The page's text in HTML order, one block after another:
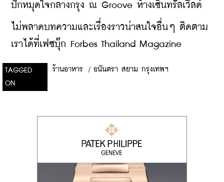
ปักหมุดใจกลางกรุง ณ Groove ห้างเซ็นทรัลเวิลด์
ไม่พลาดบทความและเรื่องราวน่าสนใจอื่นๆ ติดตาม
เราได้ที่เฟซบุ๊ก Forbes Thailand Magazine
TAGGED
ON
ร้านอาหาร / อนันตรา สยาม กรุงเทพฯ